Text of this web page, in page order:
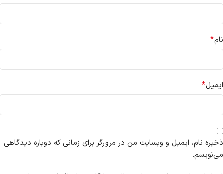
نام*
ایمیل*
ذخیره نام، ایمیل و وبسایت من در مرورگر برای زمانی که دوباره دیدگاهی
می‌نویسم.